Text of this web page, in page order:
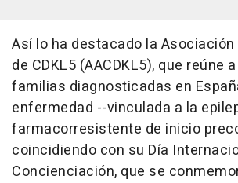
Así lo ha destacado la
de CDKL5 (AACDKL5), que reúne
familias diagnosticadas en
enfermedad --vinculada a la
farmacorresistente de inicio
coincidiendo con su Día
Concienciación, que se